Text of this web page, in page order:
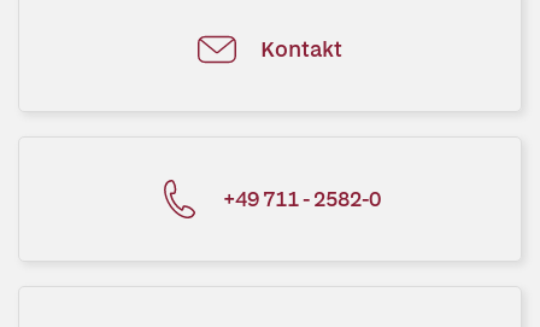
Kontakt
+49 711 - 2582-0